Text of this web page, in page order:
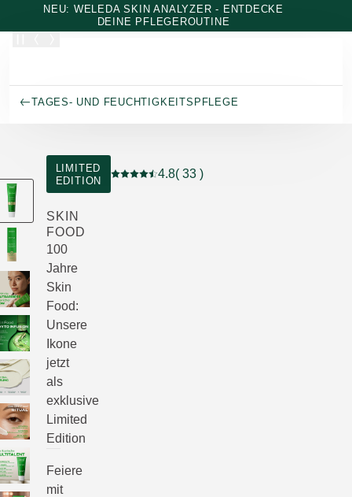
Zum Hauptinhalt wechseln
NEU: WELEDA SKIN ANALYZER - ENTDECKE
DEINE PFLEGEROUTINE
TAGES- UND FEUCHTIGKEITSPFLEGE
LIMITED
EDITION
Aktuelle Bewertung: 4.8 von 5 Sternen
4.8( 33 )
SKIN
FOOD
100
Jahre
Skin
Food:
Unsere
Ikone
jetzt
als
exklusive
Limited
Edition
Feiere
mit